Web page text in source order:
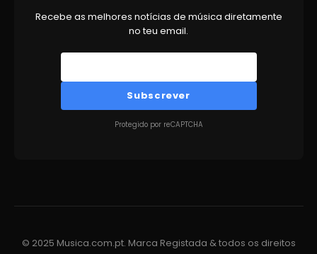
Recebe as melhores notícias de música diretamente
no teu email.
Subscrever
Protegido por reCAPTCHA
© 2025 Musica.com.pt. Marca Registada & todos os direitos